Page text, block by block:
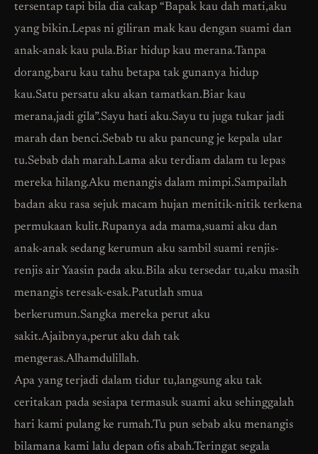
tersentap tapi bila dia cakap “Bapak kau dah mati,aku
yang bikin.Lepas ni giliran mak kau dengan suami dan
anak-anak kau pula.Biar hidup kau merana.Tanpa
dorang,baru kau tahu betapa tak gunanya hidup
kau.Satu persatu aku akan tamatkan.Biar kau
merana,jadi gila”.Sayu hati aku.Sayu tu juga tukar jadi
marah dan benci.Sebab tu aku pancung je kepala ular
tu.Sebab dah marah.Lama aku terdiam dalam tu lepas
mereka hilang.Aku menangis dalam mimpi.Sampailah
badan aku rasa sejuk macam hujan menitik-nitik terkena
permukaan kulit.Rupanya ada mama,suami aku dan
anak-anak sedang kerumun aku sambil suami renjis-
renjis air Yaasin pada aku.Bila aku tersedar tu,aku masih
menangis teresak-esak.Patutlah smua
berkerumun.Sangka mereka perut aku
sakit.Ajaibnya,perut aku dah tak
mengeras.Alhamdulillah.
Apa yang terjadi dalam tidur tu,langsung aku tak
ceritakan pada sesiapa termasuk suami aku sehinggalah
hari kami pulang ke rumah.Tu pun sebab aku menangis
bilamana kami lalu depan ofis abah.Teringat segala